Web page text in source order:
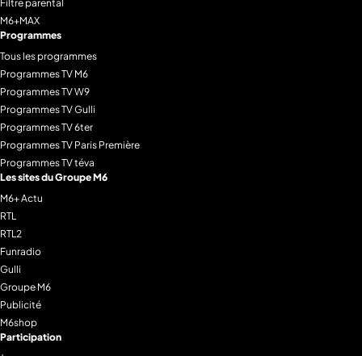
Filtre parental
M6+MAX
Programmes
Tous les programmes
Programmes TV M6
Programmes TV W9
Programmes TV Gulli
Programmes TV 6ter
Programmes TV Paris Première
Programmes TV téva
Les sites du Groupe M6
M6+ Actu
RTL
RTL2
Funradio
Gulli
Groupe M6
Publicité
M6shop
Participation